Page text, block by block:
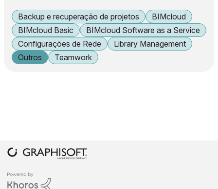
Backup e recuperação de projetos
BIMcloud
BIMcloud Basic
BIMcloud Software as a Service
Configurações de Rede
Library Management
Outros
Teamwork